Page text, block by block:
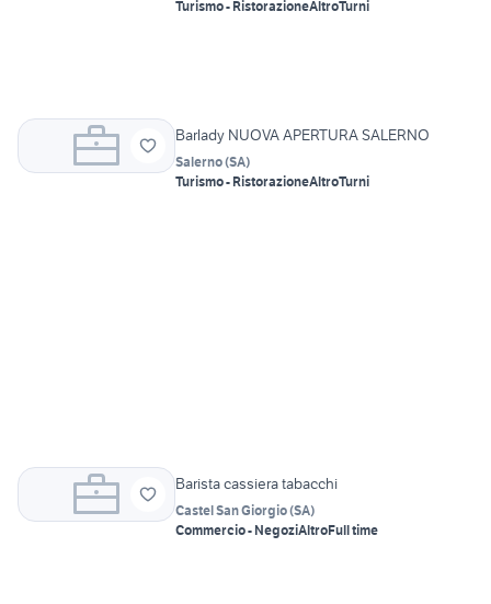
Turismo - RistorazioneAltroTurni
Barlady NUOVA APERTURA SALERNO
Salerno(SA)
Turismo - RistorazioneAltroTurni
Barista cassiera tabacchi
Castel San Giorgio(SA)
Commercio - NegoziAltroFull time